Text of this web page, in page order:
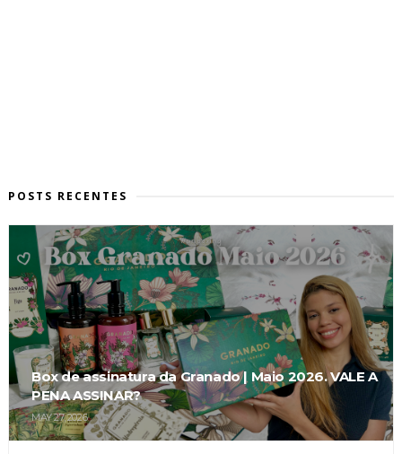
POSTS RECENTES
Box de assinatura da Granado | Maio 2026. VALE A
PENA ASSINAR?
MAY 27, 2026